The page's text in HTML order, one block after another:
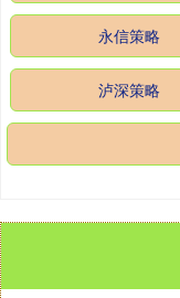
永信策略
泸深策略